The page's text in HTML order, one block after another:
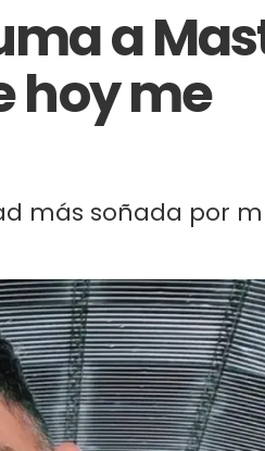
a
hoy me
más soñada por